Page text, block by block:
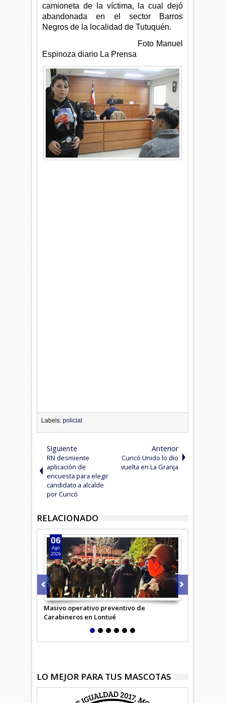
camioneta de la víctima, la cual dejó
abandonada en el sector Barros
Negros de la localidad de Tutuquén.
Foto Manuel
Espinoza diario La Prensa
Labels:policial
Siguiente
RN desmiente
aplicación de
encuesta para elegir
candidato a alcalde
por Curicó
Anterior
Curicó Unido lo dio
vuelta en La Granja
RELACIONADO
Masivo operativo preventivo de
Carabineros en Lontué
06
Ago
2026
LO MEJOR PARA TUS MASCOTAS